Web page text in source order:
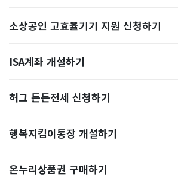
소상공인 고효율기기 지원 신청하기
ISA계좌 개설하기
허그 든든전세 신청하기
행복지킴이통장 개설하기
온누리상품권 구매하기